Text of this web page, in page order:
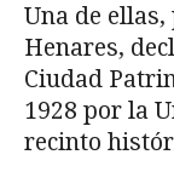
Una de
Henares,
Ciudad
1928 por la
recinto